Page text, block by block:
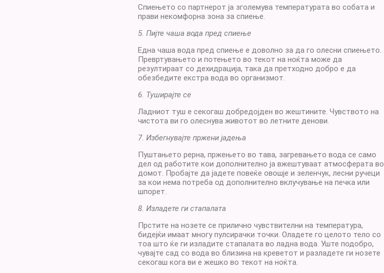
Спиењето со партнерот ја зголемува температурата во собата и
прави некомфорна зона за спиење.
5. Пијте чаша вода пред спиење
Една чаша вода пред спиење е доволно за да го олесни спиењето.
Превртувањето и потењето во текот на ноќта може да
резултираат со дехидрација, така да претходно добро е да
обезбедите екстра вода во организмот.
6. Туширајте се
Ладниот туш е секогаш добредојден во жештините. Чувството на
чистота ви го олеснува животот во летните денови.
7. Избегнувајте пржени јадења
Пуштањето рерна, пржењето во тава, загревањето вода се само
дел од работите кои дополнително ја вжештуваат атмосферата во
домот. Пробајте да јадете повеќе овошје и зеленчук, лесни ручеци
за кои нема потреба од дополнително вклучување на печка или
шпорет.
8. Изладете ги стапалата
Прстите на нозете се прилично чувствителни на температура,
бидејќи имаат многу пулсирачки точки. Оладете го целото тело со
тоа што ќе ги изладите стапалата во ладна вода. Уште подобро,
чувајте сад со вода во близина на креветот и разладете ги нозете
секогаш кога ви е жешко во текот на ноќта.